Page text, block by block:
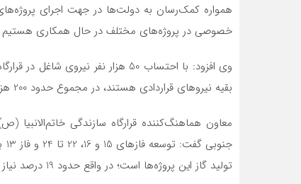
خصوصی در پروژه‌های مختلف در حال همکاری هستیم که این پیمانکاران 150 هزار نفر
بقیه نیروهای قراردادی هستند، در مجموع حدود 200 هزار نیروی شاغل در پروژه‌های قرارگاه مشخص کار هستند.
معاون هماهنگ‌کننده قرارگاه سازندگی
تولید گاز این پروژه‌ها است؛ در واقع حدود 19 درصد نیاز کشور را این پروژه‌ها در زمینه گاز تأمین می‌کنند.